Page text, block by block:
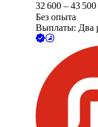
32 600 – 43 500
Без опыта
Выплаты: Два